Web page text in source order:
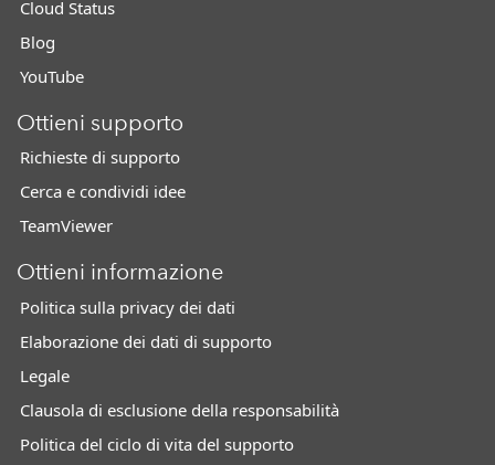
Cloud Status
Blog
YouTube
Ottieni supporto
Richieste di supporto
Cerca e condividi idee
TeamViewer
Ottieni informazione
Politica sulla privacy dei dati
Elaborazione dei dati di supporto
Legale
Clausola di esclusione della responsabilità
Politica del ciclo di vita del supporto